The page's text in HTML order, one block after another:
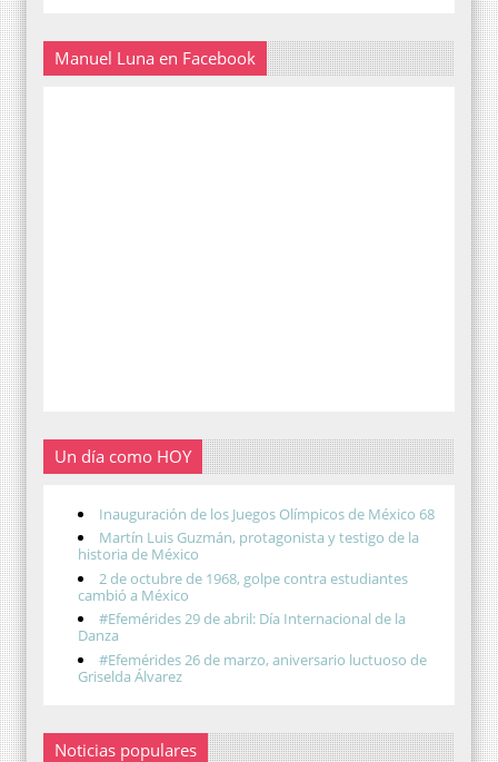
Manuel Luna en Facebook
Un día como HOY
Inauguración de los Juegos Olímpicos de México 68
Martín Luis Guzmán, protagonista y testigo de la
historia de México
2 de octubre de 1968, golpe contra estudiantes
cambió a México
#Efemérides 29 de abril: Día Internacional de la
Danza
#Efemérides 26 de marzo, aniversario luctuoso de
Griselda Álvarez
Noticias populares